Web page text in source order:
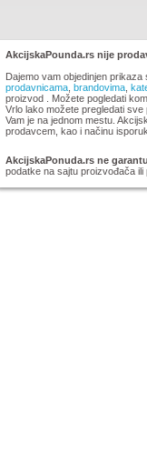
AkcijskaPounda.rs nije
Dajemo vam objedinjen prikaza
prodavnicama brandovima
proizvod
. Možete pogledati
Vrlo lako možete pregledati
Vam je na jednom mestu.
prodavcem, kao i načinu
AkcijskaPonuda.rs ne
podatke na sajtu proizvođača